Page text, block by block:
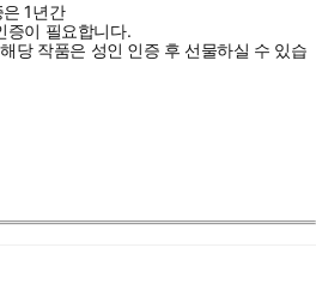
1년간
증이 필요합니다.
해당 작품은 성인 인증 후 선물하실 수 있습